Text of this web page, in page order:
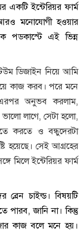
একটি ইন্টেরিয়র ফার্ম
মনোযোগী হওয়ার
পডকাস্টে এই ভিন্ন
ডিজাইন নিয়ে আমি
কাজ করব। পরে মনে
অনুভব করলাম,
লাগে, সেটা হলো,
করতে ও বন্ধুদেরটা
হয়েছে। সেই আগ্রহের
মিলে ইন্টেরিয়র ফার্ম
চাইল্ড। বিষয়টি
জানি না। কিন্তু
কাজ বলে মনে হয়।